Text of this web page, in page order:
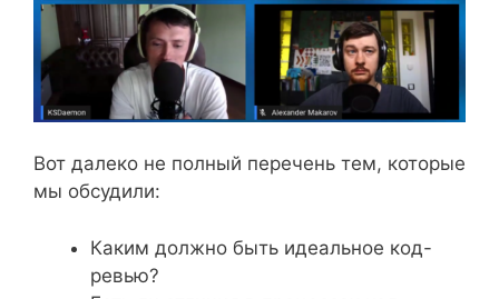
Вот далеко не полный перечень тем, которые
мы обсудили:
Каким должно быть идеальное код-
ревью?